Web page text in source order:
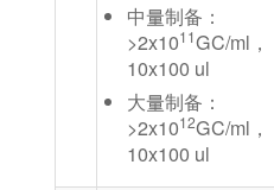
中量制备：
>2x1011GC/ml，
10x100 ul
⼤量制备：
>2x1012GC/ml，
10x100 ul